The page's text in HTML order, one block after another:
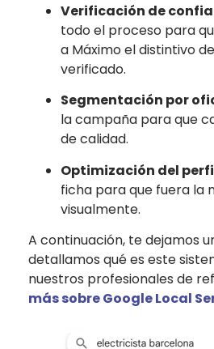
Verificación de
todo el proceso para
a Máximo el distintivo
verificado.
Segmentación por
la campaña para que
de calidad.
Optimización del
ficha para que fuera la
visualmente.
A continuación, te dejamos
detallamos qué es este
nuestros profesionales de
más sobre Google Local